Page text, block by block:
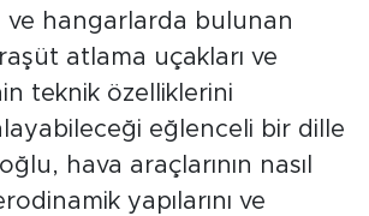
ve hangarlarda bulunan
atlama uçakları ve
teknik özelliklerini
eğlenceli bir dille
hava araçlarının nasıl
yapılarını ve